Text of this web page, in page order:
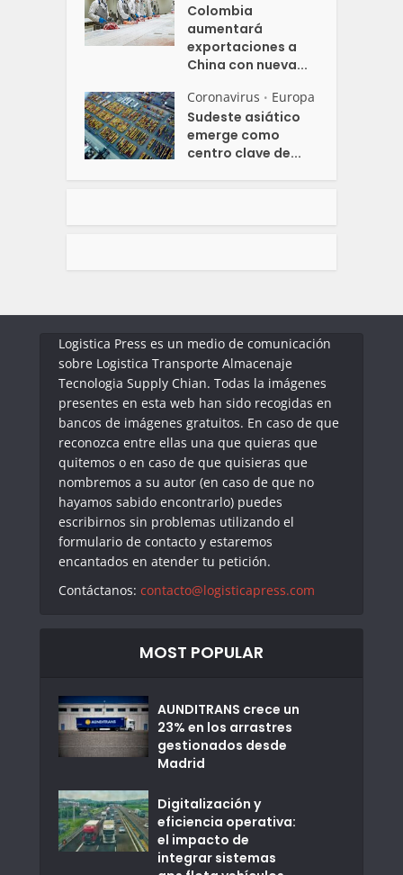
Colombia
aumentará
exportaciones a
China con nueva...
Coronavirus • Europa
Sudeste asiático
emerge como
centro clave de...
Logistica Press es un medio de comunicación
sobre Logistica Transporte Almacenaje
Tecnologia Supply Chian. Todas la imágenes
presentes en esta web han sido recogidas en
bancos de imágenes gratuitos. En caso de que
reconozca entre ellas una que quieras que
quitemos o en caso de que quisieras que
nombremos a su autor (en caso de que no
hayamos sabido encontrarlo) puedes
escribirnos sin problemas utilizando el
formulario de contacto y estaremos
encantados en atender tu petición.
Contáctanos: contacto@logisticapress.com
MOST POPULAR
AUNDITRANS crece un
23% en los arrastres
gestionados desde
Madrid
Digitalización y
eficiencia operativa:
el impacto de
integrar sistemas